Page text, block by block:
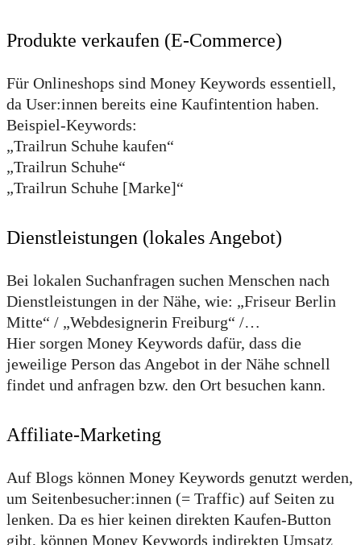
Produkte verkaufen (E-Commerce)
Für Onlineshops sind Money Keywords essentiell,
da User:innen bereits eine Kaufintention haben.
Beispiel-Keywords:
„Trailrun Schuhe kaufen“
„Trailrun Schuhe“
„Trailrun Schuhe [Marke]“
Dienstleistungen (lokales Angebot)
Bei lokalen Suchanfragen suchen Menschen nach
Dienstleistungen in der Nähe, wie: „Friseur Berlin
Mitte“ / „Webdesignerin Freiburg“ /…
Hier sorgen Money Keywords dafür, dass die
jeweilige Person das Angebot in der Nähe schnell
findet und anfragen bzw. den Ort besuchen kann.
Affiliate-Marketing
Auf Blogs können Money Keywords genutzt werden,
um Seitenbesucher:innen (= Traffic) auf Seiten zu
lenken. Da es hier keinen direkten Kaufen-Button
gibt, können Money Keywords indirekten Umsatz